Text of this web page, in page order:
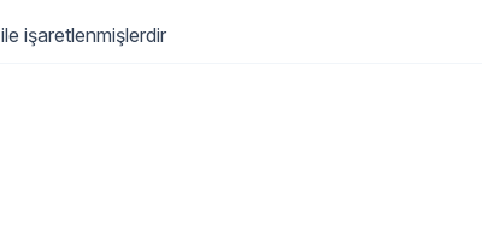
ile işaretlenmişlerdir